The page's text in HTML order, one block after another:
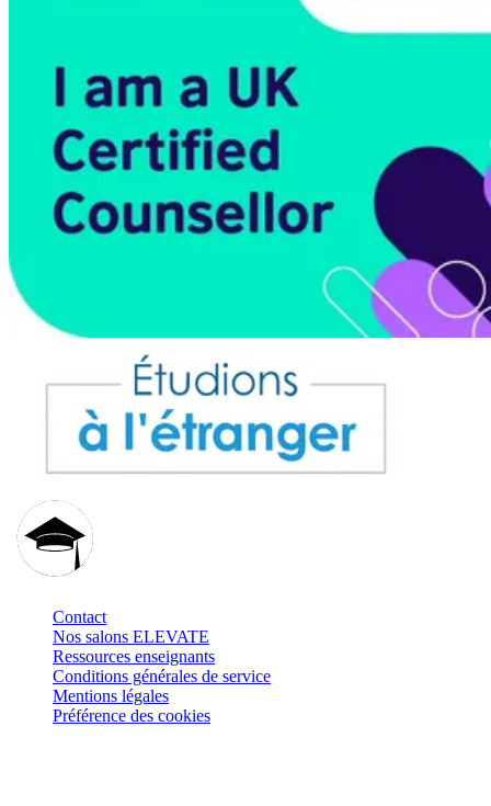
Contact
Nos salons ELEVATE
Ressources enseignants
Conditions générales de service
Mentions légales
Préférence des cookies